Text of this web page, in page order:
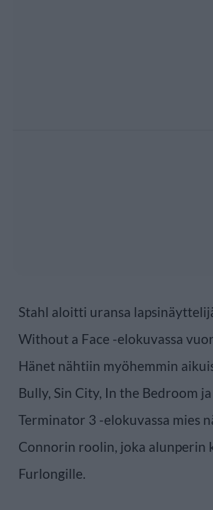
Stahl aloitti uransa
Without a Face -elokuvassa
Hänet nähtiin myöhemmin
Bully, Sin City, In the Bedroom
Terminator 3 -elokuvassa mies
Connorin roolin, joka alunperin
Furlongille.